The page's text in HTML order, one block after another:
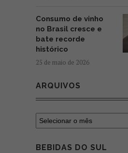
Consumo de vinho
no Brasil cresce e
bate recorde
histórico
25 de maio de 2026
ARQUIVOS
BEBIDAS DO SUL